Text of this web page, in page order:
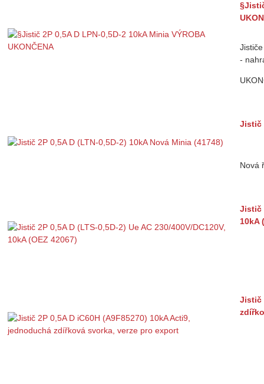
-
Jistič
Nová
Jistič
10kA
Jistič